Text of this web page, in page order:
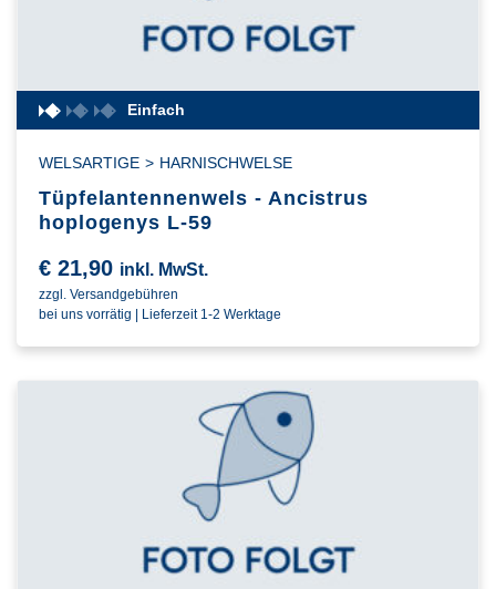
Einfach
WELSARTIGE > HARNISCHWELSE
Tüpfelantennenwels - Ancistrus
hoplogenys L-59
€ 21,90 inkl. MwSt.
zzgl. Versandgebühren
bei uns vorrätig | Lieferzeit 1-2 Werktage